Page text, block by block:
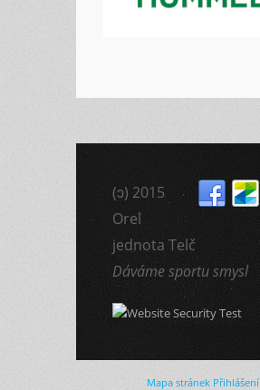
(ɔ) 2015
Orel
jednota Telč
Dáváme sportu smysl
Mapa stránek Přihlášení